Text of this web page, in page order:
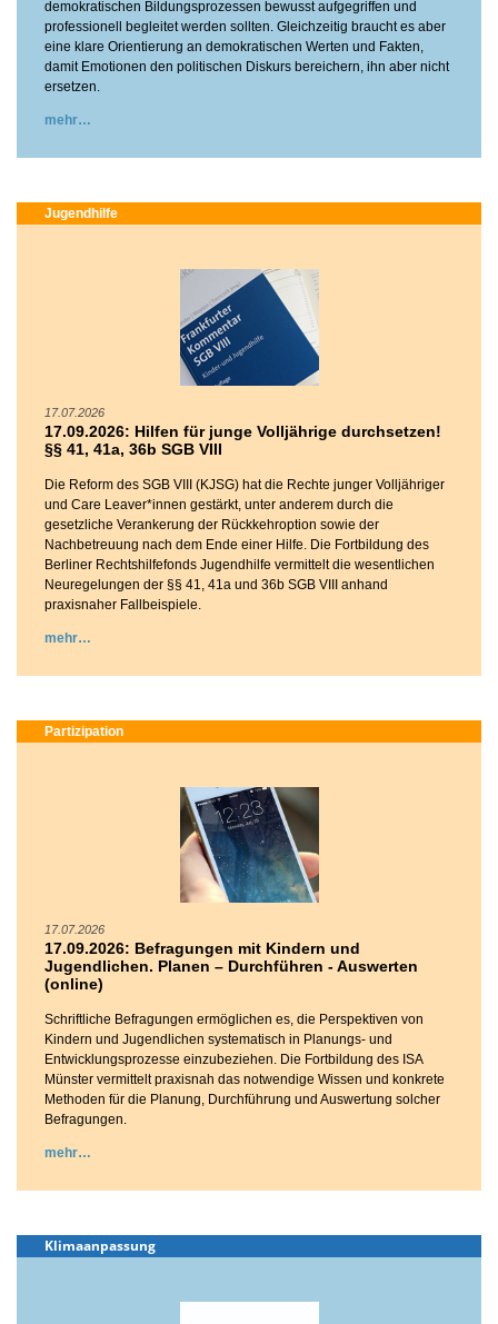
demokratischen Bildungsprozessen bewusst aufgegriffen und
professionell begleitet werden sollten. Gleichzeitig braucht es aber
eine klare Orientierung an demokratischen Werten und Fakten,
damit Emotionen den politischen Diskurs bereichern, ihn aber nicht
ersetzen.
mehr
Jugendhilfe
17.07.2026
17.09.2026: Hilfen für junge Volljährige durchsetzen!
§§ 41, 41a, 36b SGB VIII
Die Reform des SGB VIII (KJSG) hat die Rechte junger Volljähriger
und Care Leaver*innen gestärkt, unter anderem durch die
gesetzliche Verankerung der Rückkehroption sowie der
Nachbetreuung nach dem Ende einer Hilfe. Die Fortbildung des
Berliner Rechtshilfefonds Jugendhilfe vermittelt die wesentlichen
Neuregelungen der §§ 41, 41a und 36b SGB VIII anhand
praxisnaher Fallbeispiele.
mehr
Partizipation
17.07.2026
17.09.2026: Befragungen mit Kindern und
Jugendlichen. Planen – Durchführen - Auswerten
(online)
Schriftliche Befragungen ermöglichen es, die Perspektiven von
Kindern und Jugendlichen systematisch in Planungs- und
Entwicklungsprozesse einzubeziehen. Die Fortbildung des ISA
Münster vermittelt praxisnah das notwendige Wissen und konkrete
Methoden für die Planung, Durchführung und Auswertung solcher
Befragungen.
mehr
Klimaanpassung